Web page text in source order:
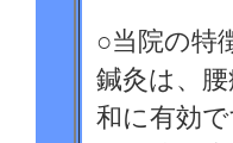
○当院の特
鍼灸は、
和に有効